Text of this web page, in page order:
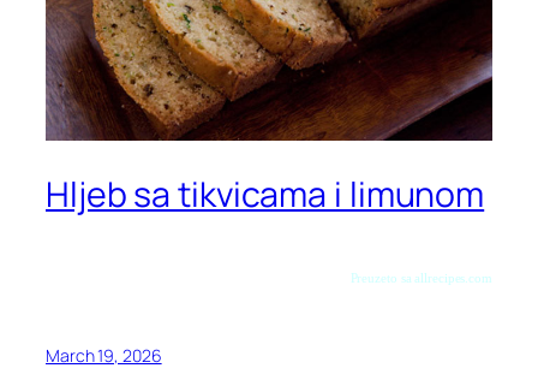
Hljeb sa tikvicama i limunom
Preuzeto sa allrecipes.com
March 19, 2026